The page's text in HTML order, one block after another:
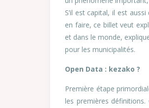
S’il est capital, il est
en faire, ce billet veut
et dans le monde,
pour les municipalités.
Open Data : kezako ?
Première étape
les premières